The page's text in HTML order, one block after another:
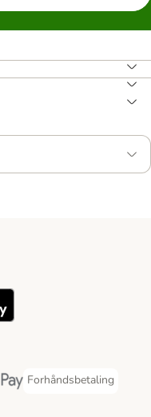
Method
Pay Payment Method
Forhåndsbetaling
Forhåndsbetaling